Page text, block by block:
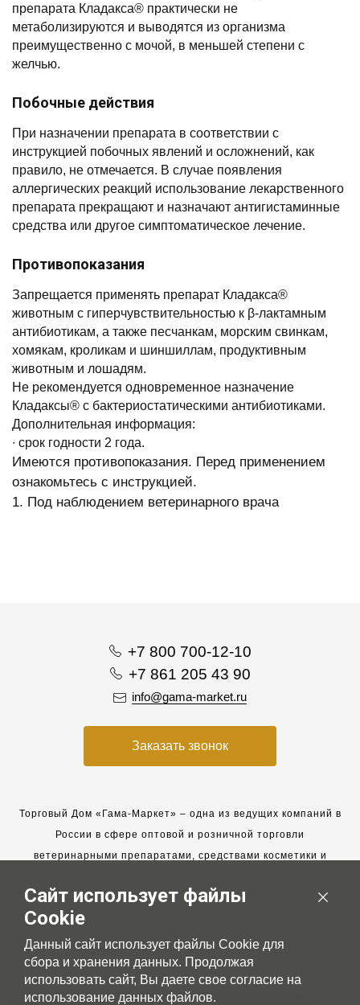
препарата Кладакса® практически не
метаболизируются и выводятся из организма
преимущественно с мочой, в меньшей степени с
желчью.
Побочные действия
При назначении препарата в соответствии с
инструкцией побочных явлений и осложнений, как
правило, не отмечается. В случае появления
аллергических реакций использование лекарственного
препарата прекращают и назначают антигистаминные
средства или другое симптоматическое лечение.
Противопоказания
Запрещается применять препарат Кладакса®
животным с гиперчувствительностью к β-лактамным
антибиотикам, а также песчанкам, морским свинкам,
хомякам, кроликам и шиншиллам, продуктивным
животным и лошадям.
Не рекомендуется одновременное назначение
Кладаксы® с бактериостатическими антибиотиками.
Дополнительная информация:
∙ срок годности 2 года.
Имеются противопоказания. Перед применением
ознакомьтесь с инструкцией.
1. Под наблюдением ветеринарного врача
+7 800 700-12-10
+7 861 205 43 90
info@gama-market.ru
Заказать звонок
Торговый Дом «Гама-Маркет» – одна из ведущих компаний в
России в сфере оптовой и розничной торговли
ветеринарными препаратами, средствами косметики и
Мы работаем с 2005 года. Мы приглашаем к сотрудничеству
новых клиентов и всегда рассчитываем на взаимовыгодные,
долгосрочные партнерские отношения.
Сайт использует файлы
Cookie
Данный сайт использует файлы Cookie для
сбора и хранения данных. Продолжая
использовать сайт, Вы даете свое согласие на
использование данных файлов.